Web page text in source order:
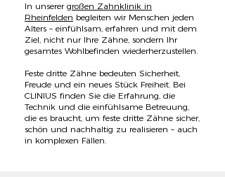
In unserer großen Zahnklinik in
Rheinfelden begleiten wir Menschen jeden
Alters – einfühlsam, erfahren und mit dem
Ziel, nicht nur Ihre Zähne, sondern Ihr
gesamtes Wohlbefinden wiederherzustellen.
Feste dritte Zähne bedeuten Sicherheit,
Freude und ein neues Stück Freiheit. Bei
CLINIUS finden Sie die Erfahrung, die
Technik und die einfühlsame Betreuung,
die es braucht, um feste dritte Zähne sicher,
schön und nachhaltig zu realisieren – auch
in komplexen Fällen.